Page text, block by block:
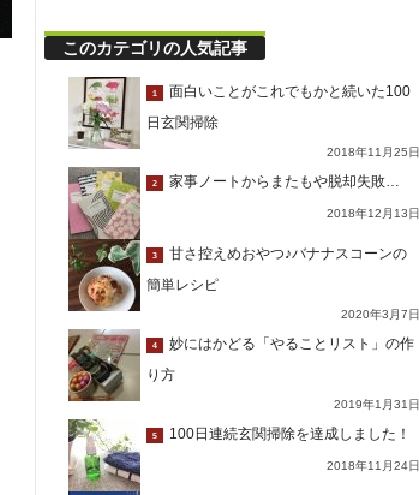
このカテゴリの人気記事
1
面白いことがこれでもかと続いた100
日玄関掃除
2018年11月25日
2 家事ノートからまたもや脱却失敗…
2018年12月13日
3
甘さ控えめおやつ♪バナナスコーンの
簡単レシピ
2020年3月7日
4
妙にはかどる「やることリスト」の作
り方
2019年1月31日
5 100日連続玄関掃除を達成しました！
2018年11月24日